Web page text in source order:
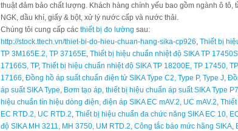
thuật đảm bảo chất lượng. Khách hàng chính yếu bao gồm ngành ô
NGK, dầu khí, giấy & bột, xử lý nước cấp và nước thải.
Chúng tôi cung cấp các thiết bị đo lường sau:
http://stock.ttech.vn/thiet-bi-do-hieu-chuan-hang-sika-cp926, Thiết bị
TP 3M165E.2, TP 37165E, Thiết bị hiệu chuẩn nhiệt độ SIKA TP
17166S, TP, Thiết bị hiệu chuẩn nhiệt độ SIKA TP 18200E, TP 17450,
17166, Đồng hồ áp suất chuẩn điện tử SIKA Type C2, Type P, Type J,
áp suất SIKA Type, Bơm tạo áp, thiết bị hiệu chuẩn áp suất SIKA Type
hiệu chuẩn tín hiệu dòng điện, điện áp SIKA EC mAV.2, UC mAV.2,
EC RTD.2, UC RTD.2, Thiết bị hiệu chuẩn đa chức năng SIKA EC 10,
độ SIKA MH 3211, MH 3750, UM RTD.2, Công tắc báo mức hãng SIKA,